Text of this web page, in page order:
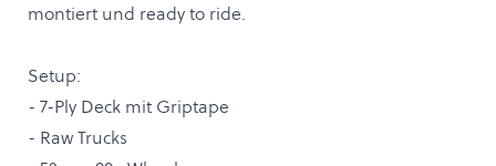
montiert und ready to ride.
Setup:
- 7-Ply Deck mit Griptape
- Raw Trucks